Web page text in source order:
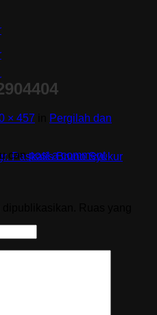
Paskalis Bruno Syukur
× 457
Pergilah dan
canpost a comment.